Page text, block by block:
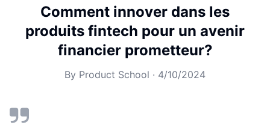
Comment innover dans les
produits fintech pour un avenir
financier prometteur?
By Product School · 4/10/2024